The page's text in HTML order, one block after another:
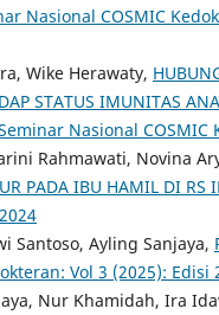
Nasional COSMIC
Wike Herawaty,
STATUS IMUNITAS
Nasional COSMIC
Rahmawati, Novina
PADA IBU HAMIL DI RS
Santoso, Ayling Sanjaya,
Vol 3 (2025): Edisi
Nur Khamidah, Ira